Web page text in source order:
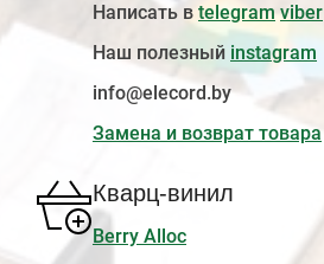
Написать в telegram viber
Наш полезный instagram
info@elecord.by
Замена и возврат товара
Кварц-винил
Berry Alloc